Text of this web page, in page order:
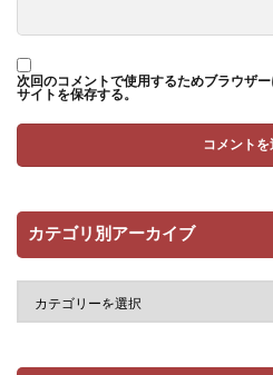
次回のコメントで使用するためブラウザ
サイトを保存する。
カテゴリ別アーカイブ